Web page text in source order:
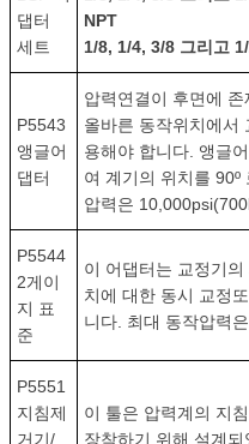
댑터
세트
NPT
1/8, 1/4, 3/8 그리고
P5543
앵글어
댑터
압력연결이 후면에
올바른 동작위치에서
용해야 합니다. 앵글
여 계기의 위치를
압력은
P5544
2게이
지 표
준
이 어댑터는 교정기
치에 대한 동시 교정
니다. 최대 동작압력
P5551
지침제
거기/
이 툴은 압력계의 지
장착하기 위해 설계되